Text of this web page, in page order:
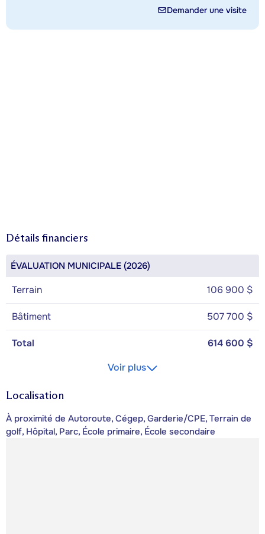
Demander une visite
Détails financiers
ÉVALUATION MUNICIPALE (2026)
Terrain 106 900 $
Bâtiment 507 700 $
Total
614 600 $
Voir plus
Localisation
À proximité de Autoroute, Cégep, Garderie/CPE, Terrain de
golf, Hôpital, Parc, École primaire, École secondaire